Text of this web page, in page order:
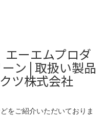
ーエムプロダ
ン | 取扱い製品
ツ株式会社
をご紹介いただいておりま